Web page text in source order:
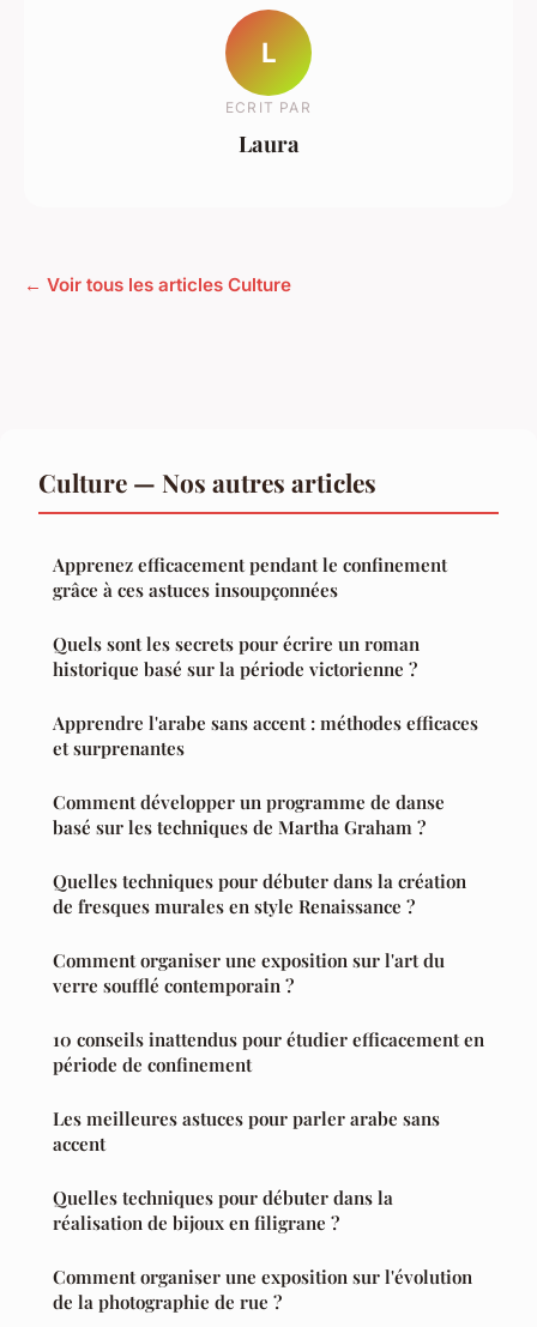
L
ECRIT PAR
Laura
← Voir tous les articles Culture
Culture — Nos autres articles
Apprenez efficacement pendant le confinement
grâce à ces astuces insoupçonnées
Quels sont les secrets pour écrire un roman
historique basé sur la période victorienne ?
Apprendre l'arabe sans accent : méthodes efficaces
et surprenantes
Comment développer un programme de danse
basé sur les techniques de Martha Graham ?
Quelles techniques pour débuter dans la création
de fresques murales en style Renaissance ?
Comment organiser une exposition sur l'art du
verre soufflé contemporain ?
10 conseils inattendus pour étudier efficacement en
période de confinement
Les meilleures astuces pour parler arabe sans
accent
Quelles techniques pour débuter dans la
réalisation de bijoux en filigrane ?
Comment organiser une exposition sur l'évolution
de la photographie de rue ?